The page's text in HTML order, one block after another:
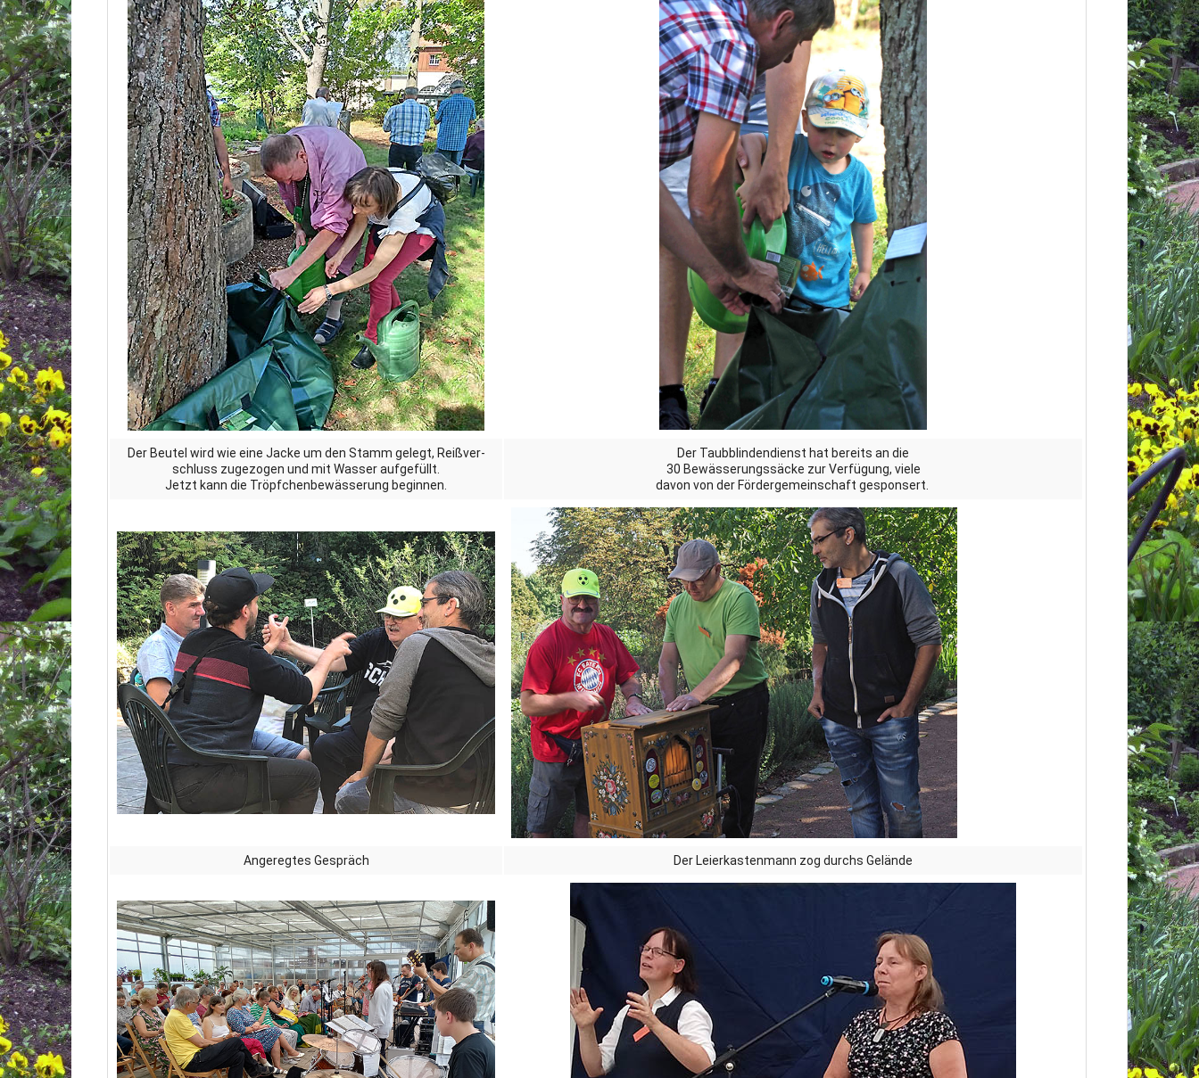
Der Beutel wird wie eine Jacke um den Stamm gelegt, Reißver­
schluss zugezogen und mit Wasser aufgefüllt.
Jetzt kann die Tröpfchenbewässerung beginnen.
Der Taubblindendienst hat bereits an die
30 Bewässerungssäcke zur Verfügung, viele
davon von der Fördergemeinschaft gesponsert.
Angeregtes Gespräch Der Leierkastenmann zog durchs Gelände